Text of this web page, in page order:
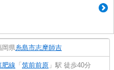
岡県糸島市志摩師吉
肥線 「 筑前前原 」駅 徒歩40分